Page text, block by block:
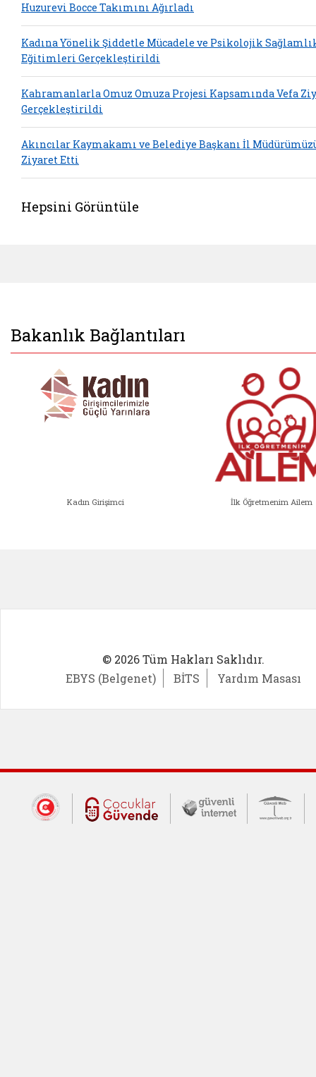
Huzurevi Bocce Takımını Ağırladı
Kadına Yönelik Şiddetle Mücadele ve Psikolojik
Eğitimleri Gerçekleştirildi
Kahramanlarla Omuz Omuza Projesi Kapsamında Vefa
Gerçekleştirildi
Akıncılar Kaymakamı ve Belediye Başkanı İl
Ziyaret Etti
Hepsini Görüntüle
Bakanlık Bağlantıları
Kadın Girişimci İlk Öğretmenim Ailem
© 2026 Tüm Hakları Saklıdır.
EBYS (Belgenet)
BİTS Yardım Masası
Dış Bağlantılar
Cumhurbaşkanlığı İletişim Merkezi
Çocuklar Güvende (yeni
Güvenli